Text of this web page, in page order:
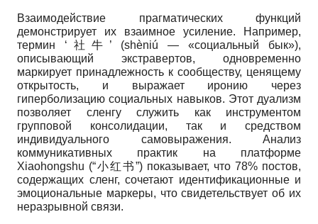
Взаимодействие прагматических функций
демонстрирует их взаимное усиление. Например,
термин ‘社牛’ (shèniú — «социальный бык»),
описывающий экстравертов, одновременно
маркирует принадлежность к сообществу, ценящему
открытость, и выражает иронию через
гиперболизацию социальных навыков. Этот дуализм
позволяет сленгу служить как инструментом
групповой консолидации, так и средством
индивидуального самовыражения. Анализ
коммуникативных практик на платформе
Xiaohongshu (“小红书”) показывает, что 78% постов,
содержащих сленг, сочетают идентификационные и
эмоциональные маркеры, что свидетельствует об их
неразрывной связи.